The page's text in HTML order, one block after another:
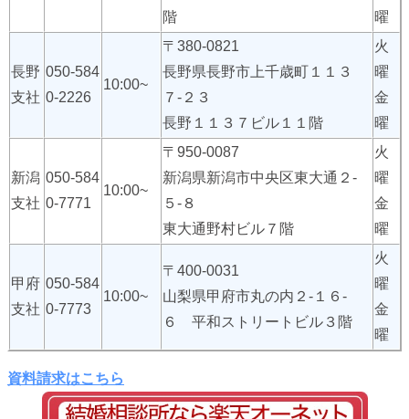
階
曜
長野
支社
050-584
0-2226
10:00~
〒380-0821
長野県長野市上千歳町１１３
７-２３
長野１１３７ビル１１階
火
曜
金
曜
新潟
支社
050-584
0-7771
10:00~
〒950-0087
新潟県新潟市中央区東大通２-
５-８
東大通野村ビル７階
火
曜
金
曜
甲府
支社
050-584
0-7773
10:00~
〒400-0031
山梨県甲府市丸の内２-１６-
６ 平和ストリートビル３階
火
曜
金
曜
資料請求はこちら